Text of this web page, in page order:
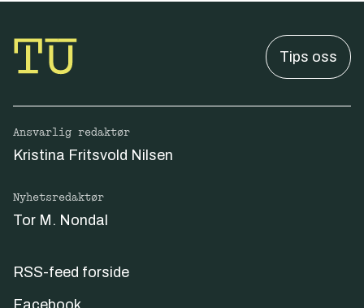
Tips oss
Ansvarlig redaktør
Kristina Fritsvold Nilsen
Nyhetsredaktør
Tor M. Nondal
RSS-feed forside